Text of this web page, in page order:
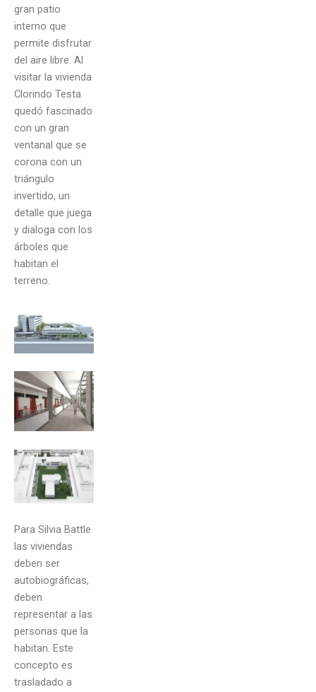
gran patio
interno que
permite disfrutar
del aire libre. Al
visitar la vivienda
Clorindo Testa
quedó fascinado
con un gran
ventanal que se
corona con un
triángulo
invertido, un
detalle que juega
y dialoga con los
árboles que
habitan el
terreno.
Para Silvia Battle
las viviendas
deben ser
autobiográficas,
deben
representar a las
personas que la
habitan. Este
concepto es
trasladado a